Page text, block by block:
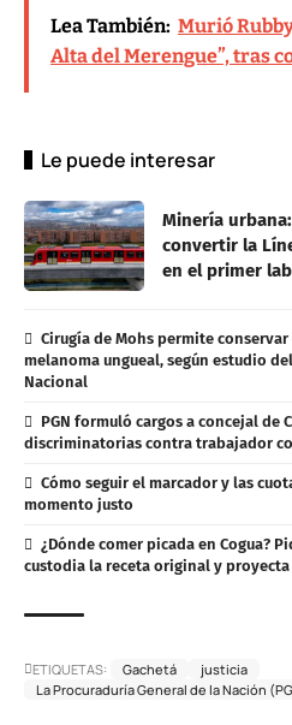
Lea También: Murió
Alta del Merengue”, tras
Le puede interesar
Minería
convertir la
en el primer
Cirugía de Mohs permite
melanoma ungueal, según estudio
Nacional
PGN formuló cargos a concejal de
discriminatorias contra trabajador
Cómo seguir el marcador y las
momento justo
¿Dónde comer picada en Cogua?
custodia la receta original y
ETIQUETAS: Gachetá
justicia
La Procuraduría General de la Nación